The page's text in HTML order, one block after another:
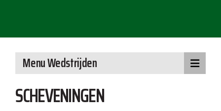
SCHEVENINGEN
Menu Wedstrijden